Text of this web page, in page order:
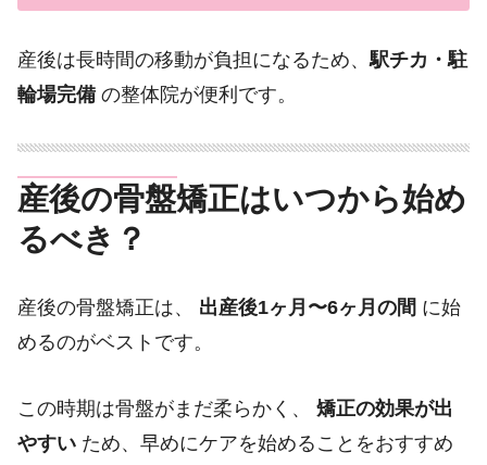
産後は長時間の移動が負担になるため、駅チカ・駐
輪場完備の整体院が便利です。
産後の骨盤矯正はいつから始め
るべき？
産後の骨盤矯正は、 出産後1ヶ月〜6ヶ月の間 に始
めるのがベストです。
この時期は骨盤がまだ柔らかく、 矯正の効果が出
やすい ため、早めにケアを始めることをおすすめ